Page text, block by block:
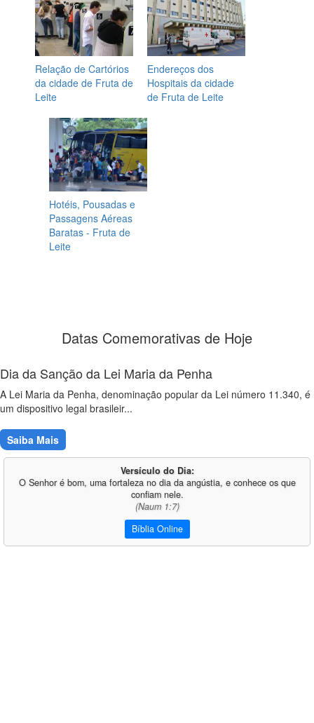
Relação de Cartórios
da cidade de Fruta de
Leite
Endereços dos
Hospitais da cidade
de Fruta de Leite
Hotéis, Pousadas e
Passagens Aéreas
Baratas - Fruta de
Leite
Datas Comemorativas de Hoje
Dia da Sanção da Lei Maria da Penha
A Lei Maria da Penha, denominação popular da Lei número 11.340, é
um dispositivo legal brasileir...
Saiba Mais
Versículo do Dia:
O Senhor é bom, uma fortaleza no dia da angústia, e conhece os que
confiam nele.
(Naum 1:7)
Bíblia Online